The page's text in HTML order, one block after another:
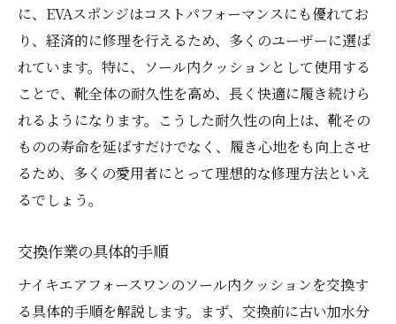
に、EVAスポンジはコストパフォーマンスにも優れてお
り、経済的に修理を行えるため、多くのユーザーに選ば
れています。特に、ソール内クッションとして使用する
ことで、靴全体の耐久性を高め、長く快適に履き続けら
れるようになります。こうした耐久性の向上は、靴その
ものの寿命を延ばすだけでなく、履き心地をも向上させ
るため、多くの愛用者にとって理想的な修理方法といえ
るでしょう。
交換作業の具体的手順
ナイキエアフォースワンのソール内クッションを交換す
る具体的手順を解説します。まず、交換前に古い加水分